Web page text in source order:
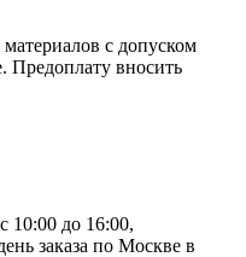
с допуском
Предоплату вносить
10:00 до 16:00,
заказа по Москве в